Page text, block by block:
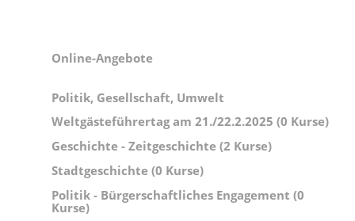
Online-Angebote
Politik, Gesellschaft, Umwelt
Weltgästeführertag am 21./22.2.2025 (0 Kurse)
Geschichte - Zeitgeschichte (2 Kurse)
Stadtgeschichte (0 Kurse)
Politik - Bürgerschaftliches Engagement (0
Kurse)